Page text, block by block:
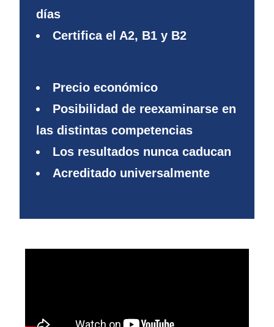
días
Certifica el A2, B1 y B2
Precio económico
Posibilidad de reexaminarse en
las distintas competencias
Los resultados nunca caducan
Acreditado universalmente